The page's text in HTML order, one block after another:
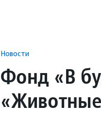
Новости
Фонд «В